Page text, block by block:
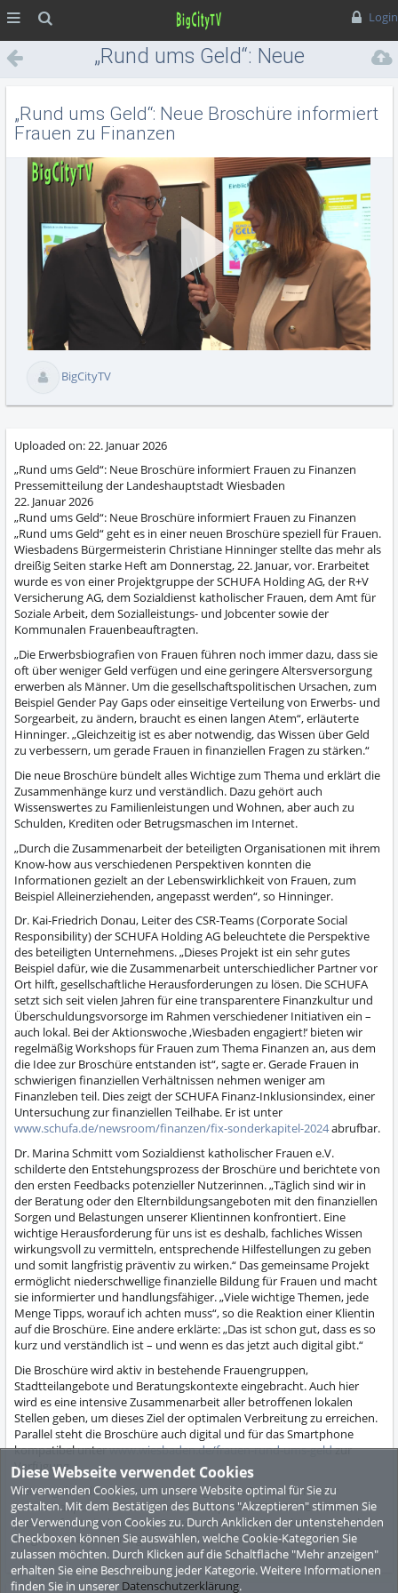
Login
Diese Webseite verwendet Cookies
Wir verwenden Cookies, um unsere Website optimal für Sie zu
gestalten. Mit dem Bestätigen des Buttons "Akzeptieren" stimmen Sie
der Verwendung von Cookies zu. Durch Anklicken der untenstehenden
Checkboxen können Sie auswählen, welche Cookie-Kategorien Sie
zulassen möchten. Durch Klicken auf die Schaltfläche "Mehr anzeigen"
erhalten Sie eine Beschreibung jeder Kategorie. Weitere Informationen
finden Sie in unserer Datenschutzerklärung.
„Rund ums Geld“: Neue
Broschüre informiert Frauen
zu Finanzen
„Rund ums Geld“: Neue Broschüre informiert
Frauen zu Finanzen
BigCityTV
Uploaded on:22. Januar 2026
„Rund ums Geld“: Neue Broschüre informiert Frauen zu Finanzen
Pressemitteilung der Landeshauptstadt Wiesbaden
22. Januar 2026
„Rund ums Geld“: Neue Broschüre informiert Frauen zu Finanzen
„Rund ums Geld“ geht es in einer neuen Broschüre speziell für Frauen.
Wiesbadens Bürgermeisterin Christiane Hinninger stellte das mehr als
dreißig Seiten starke Heft am Donnerstag, 22. Januar, vor. Erarbeitet
wurde es von einer Projektgruppe der SCHUFA Holding AG, der R+V
Versicherung AG, dem Sozialdienst katholischer Frauen, dem Amt für
Soziale Arbeit, dem Sozialleistungs- und Jobcenter sowie der
Kommunalen Frauenbeauftragten.
„Die Erwerbsbiografien von Frauen führen noch immer dazu, dass sie
oft über weniger Geld verfügen und eine geringere Altersversorgung
erwerben als Männer. Um die gesellschaftspolitischen Ursachen, zum
Beispiel Gender Pay Gaps oder einseitige Verteilung von Erwerbs- und
Sorgearbeit, zu ändern, braucht es einen langen Atem“, erläuterte
Hinninger. „Gleichzeitig ist es aber notwendig, das Wissen über Geld
zu verbessern, um gerade Frauen in finanziellen Fragen zu stärken.“
Die neue Broschüre bündelt alles Wichtige zum Thema und erklärt die
Zusammenhänge kurz und verständlich. Dazu gehört auch
Wissenswertes zu Familienleistungen und Wohnen, aber auch zu
Schulden, Krediten oder Betrugsmaschen im Internet.
„Durch die Zusammenarbeit der beteiligten Organisationen mit ihrem
Know-how aus verschiedenen Perspektiven konnten die
Informationen gezielt an der Lebenswirklichkeit von Frauen, zum
Beispiel Alleinerziehenden, angepasst werden“, so Hinninger.
Dr. Kai-Friedrich Donau, Leiter des CSR-Teams (Corporate Social
Responsibility) der SCHUFA Holding AG beleuchtete die Perspektive
des beteiligten Unternehmens. „Dieses Projekt ist ein sehr gutes
Beispiel dafür, wie die Zusammenarbeit unterschiedlicher Partner vor
Ort hilft, gesellschaftliche Herausforderungen zu lösen. Die SCHUFA
setzt sich seit vielen Jahren für eine transparentere Finanzkultur und
Überschuldungsvorsorge im Rahmen verschiedener Initiativen ein –
auch lokal. Bei der Aktionswoche ‚Wiesbaden engagiert!‘ bieten wir
regelmäßig Workshops für Frauen zum Thema Finanzen an, aus dem
die Idee zur Broschüre entstanden ist“, sagte er. Gerade Frauen in
schwierigen finanziellen Verhältnissen nehmen weniger am
Finanzleben teil. Dies zeigt der SCHUFA Finanz-Inklusionsindex, einer
Untersuchung zur finanziellen Teilhabe. Er ist unter
www.schufa.de/newsroom/finanzen/fix-sonderkapitel-2024abrufbar.
Dr. Marina Schmitt vom Sozialdienst katholischer Frauen e.V.
schilderte den Entstehungsprozess der Broschüre und berichtete von
den ersten Feedbacks potenzieller Nutzerinnen. „Täglich sind wir in
der Beratung oder den Elternbildungsangeboten mit den finanziellen
Sorgen und Belastungen unserer Klientinnen konfrontiert. Eine
wichtige Herausforderung für uns ist es deshalb, fachliches Wissen
wirkungsvoll zu vermitteln, entsprechende Hilfestellungen zu geben
und somit langfristig präventiv zu wirken.“ Das gemeinsame Projekt
ermöglicht niederschwellige finanzielle Bildung für Frauen und macht
sie informierter und handlungsfähiger. „Viele wichtige Themen, jede
Menge Tipps, worauf ich achten muss“, so die Reaktion einer Klientin
auf die Broschüre. Eine andere erklärte: „Das ist schon gut, dass es so
kurz und verständlich ist – und wenn es das jetzt auch digital gibt.“
Die Broschüre wird aktiv in bestehende Frauengruppen,
Stadtteilangebote und Beratungskontexte eingebracht. Auch hier
wird es eine intensive Zusammenarbeit aller betroffenen lokalen
Stellen geben, um dieses Ziel der optimalen Verbreitung zu erreichen.
Parallel steht die Broschüre auch digital und für das Smartphone
kompatibel unterwww.wiesbaden.de/frauen-rund-ums-geldzur
Verfügung.
Herausgeber dieser Pressemitteilung ist das Pressereferat der
Landeshauptstadt Wiesbaden, Schlossplatz 6, 65183 Wiesbaden,
pressereferatwiesbadende. Bürgerinnen und Bürger können sich bei
Fragen an das zuständige Dezernat oder Amt wenden.